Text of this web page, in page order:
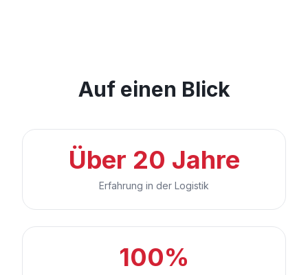
Auf einen Blick
Über 20 Jahre
Erfahrung in der Logistik
100%